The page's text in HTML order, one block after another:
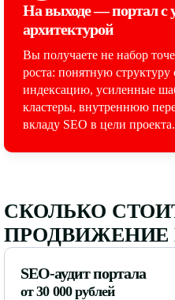
На выходе — портал с
архитектурой
Вы получаете не набор
роста: понятную
индексацию, усиленные
кластеры, внутреннюю
вкладу SEO в цели проекта.
СКОЛЬКО
ПРОДВИЖЕНИЕ
SEO-аудит портала
от 30 000 рублей